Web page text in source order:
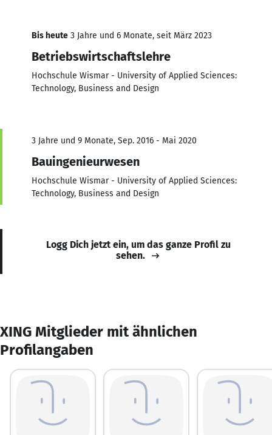
Bis heute 3 Jahre und 6 Monate, seit März 2023
Betriebswirtschaftslehre
Hochschule Wismar - University of Applied Sciences:
Technology, Business and Design
3 Jahre und 9 Monate, Sep. 2016 - Mai 2020
Bauingenieurwesen
Hochschule Wismar - University of Applied Sciences:
Technology, Business and Design
Logg Dich jetzt ein, um das ganze Profil zu
sehen.
XING Mitglieder mit ähnlichen
Profilangaben